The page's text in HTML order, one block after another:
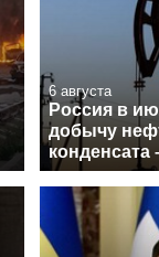
6 августа
Россия в
добычу